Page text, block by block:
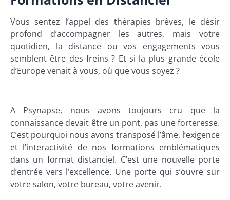
Vous sentez l’appel des thérapies brèves, le désir
profond d’accompagner les autres, mais votre
quotidien, la distance ou vos engagements vous
semblent être des freins ? Et si la plus grande école
d’Europe venait à vous, où que vous soyez ?
A Psynapse, nous avons toujours cru que la
connaissance devait être un pont, pas une forteresse.
C’est pourquoi nous avons transposé l’âme, l’exigence
et l’interactivité de nos formations emblématiques
dans un format distanciel. C’est une nouvelle porte
d’entrée vers l’excellence. Une porte qui s’ouvre sur
votre salon, votre bureau, votre avenir.